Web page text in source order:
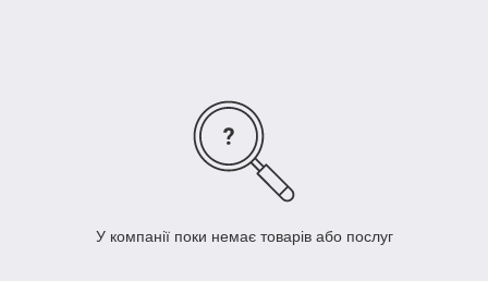
У компанії поки немає товарів або послуг